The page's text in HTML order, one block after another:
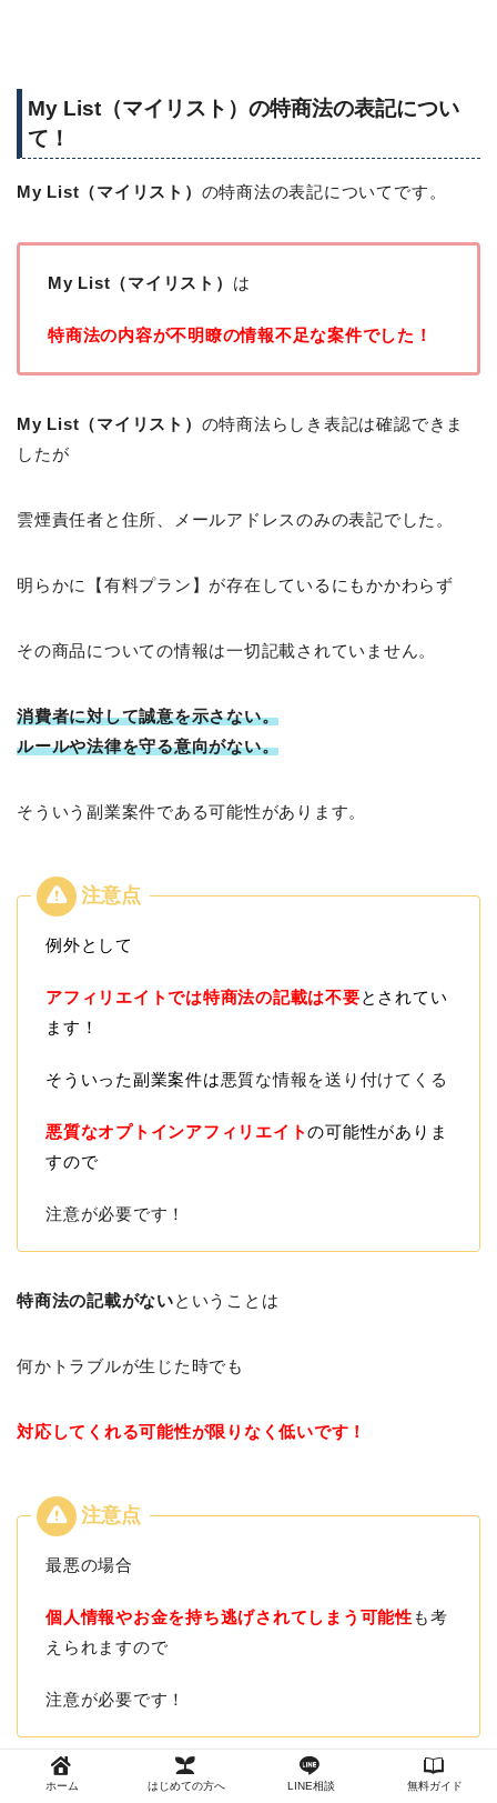
My List（マイリスト）の特商法の表記につい
て！
My List（マイリスト） の特商法の表記についてです。
My List（マイリスト） は
特商法の内容が不明瞭の情報不足な案件でした！
My List（マイリスト） の特商法らしき表記は確認できま
したが
雲煙責任者と住所、メールアドレスのみの表記でした。
明らかに【有料プラン】が存在しているにもかかわらず
その商品についての情報は一切記載されていません。
消費者に対して誠意を示さない。
ルールや法律を守る意向がない。
そういう副業案件である可能性があります。
例外として
アフィリエイトでは特商法の記載は不要とされてい
ます！
そういった副業案件は悪質な情報を送り付けてくる
悪質なオプトインアフィリエイトの可能性がありま
すので
注意が必要です！
特商法の記載がないということは
何かトラブルが生じた時でも
対応してくれる可能性が限りなく低いです！
最悪の場合
個人情報やお金を持ち逃げされてしまう可能性 も考
えられますので
注意が必要です！
特商法表記に不備や問題がある案件におきましては
ホーム はじめての方へ LINE相談 無料ガイド